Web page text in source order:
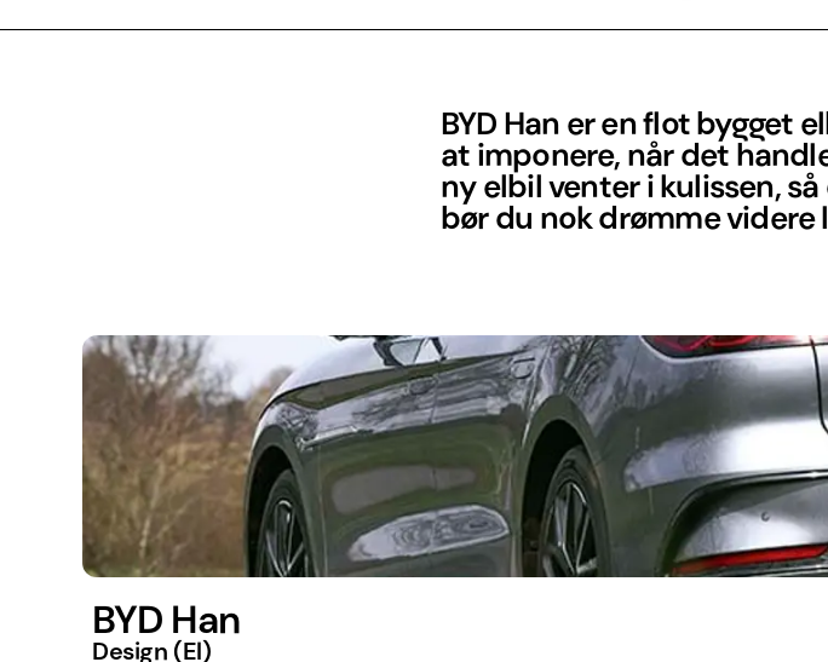
BYD Han er en flot bygget
at imponere, når det
ny elbil venter i kulissen,
bør du nok drømme videre
BYD Han
Design (El)